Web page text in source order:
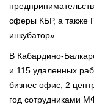
сферы КБР, а также
инкубатор».
В Кабардино-
и 115 удаленных
бизнес офис, 2
год сотрудниками